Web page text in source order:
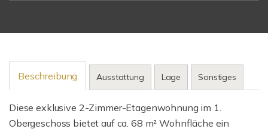
Beschreibung Ausstattung Lage Sonstiges
Diese exklusive 2-Zimmer-Etagenwohnung im 1.
Obergeschoss bietet auf ca. 68 m² Wohnfläche ein